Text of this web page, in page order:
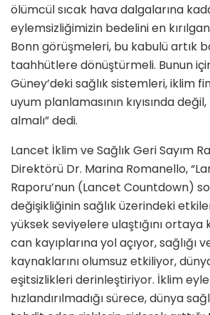
ölümcül sıcak hava dalgalarına
eylemsizliğimizin bedelini en
Bonn görüşmeleri, bu kabulü artık
taahhütlere dönüştürmeli. Bunun
Güney’deki sağlık sistemleri, iklim
uyum planlamasının kıyısında
almalı” dedi.
Lancet İklim ve Sağlık Geri Sayım
Direktörü Dr. Marina Romanello,
Raporu’nun (Lancet Countdown)
değişikliğinin sağlık üzerindeki
yüksek seviyelere ulaştığını ortaya
can kayıplarına yol açıyor, sağlığı
kaynaklarını olumsuz etkiliyor,
eşitsizlikleri derinleştiriyor. İklim
hızlandırılmadığı sürece, dünya